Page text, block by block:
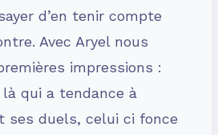
d’en tenir compte
Avec Aryel nous
impressions :
qui a tendance à
ses duels, celui ci fonce